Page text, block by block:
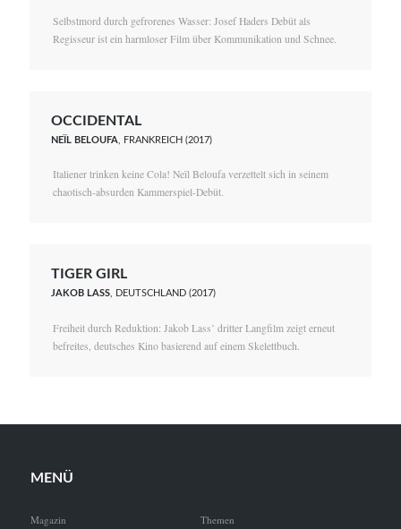
Selbstmord durch gefrorenes Wasser: Josef Haders Debüt als
Regisseur ist ein harmloser Film über Kommunikation und Schnee.
OCCIDENTAL
NEÏL BELOUFA , FRANKREICH (2017)
Italiener trinken keine Cola! Neïl Beloufa verzettelt sich in seinem
chaotisch-absurden Kammerspiel-Debüt.
TIGER GIRL
JAKOB LASS, DEUTSCHLAND (2017)
Freiheit durch Reduktion: Jakob Lass’ dritter Langfilm zeigt erneut
befreites, deutsches Kino basierend auf einem Skelettbuch.
MENÜ
Magazin
Themen